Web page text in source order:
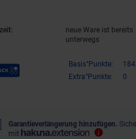
neue Ware ist bereits
unterwegs
Punkte Basis°Punkte:
184
Extra°Punkte:
0
Garantieverlängerung hinzufügen.
mit